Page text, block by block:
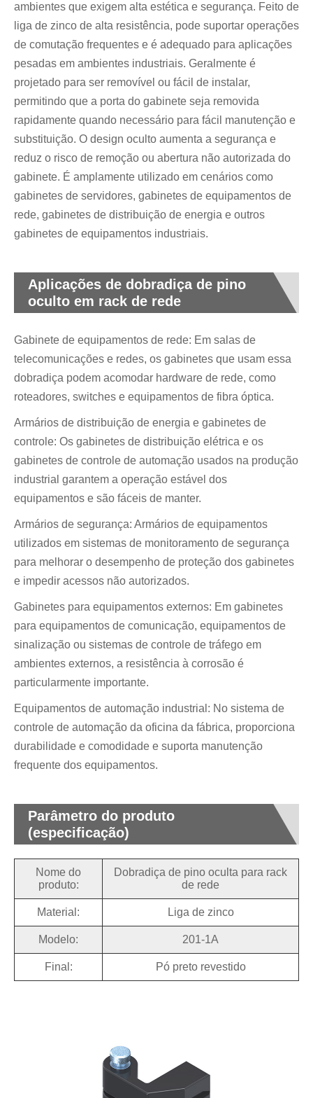
ambientes que exigem alta estética e segurança. Feito de
liga de zinco de alta resistência, pode suportar operações
de comutação frequentes e é adequado para aplicações
pesadas em ambientes industriais. Geralmente é
projetado para ser removível ou fácil de instalar,
permitindo que a porta do gabinete seja removida
rapidamente quando necessário para fácil manutenção e
substituição. O design oculto aumenta a segurança e
reduz o risco de remoção ou abertura não autorizada do
gabinete. É amplamente utilizado em cenários como
gabinetes de servidores, gabinetes de equipamentos de
rede, gabinetes de distribuição de energia e outros
gabinetes de equipamentos industriais.
Aplicações de dobradiça de pino
oculto em rack de rede
Gabinete de equipamentos de rede: Em salas de
telecomunicações e redes, os gabinetes que usam essa
dobradiça podem acomodar hardware de rede, como
roteadores, switches e equipamentos de fibra óptica.
Armários de distribuição de energia e gabinetes de
controle: Os gabinetes de distribuição elétrica e os
gabinetes de controle de automação usados ​​na produção
industrial garantem a operação estável dos
equipamentos e são fáceis de manter.
Armários de segurança: Armários de equipamentos
utilizados em sistemas de monitoramento de segurança
para melhorar o desempenho de proteção dos gabinetes
e impedir acessos não autorizados.
Gabinetes para equipamentos externos: Em gabinetes
para equipamentos de comunicação, equipamentos de
sinalização ou sistemas de controle de tráfego em
ambientes externos, a resistência à corrosão é
particularmente importante.
Equipamentos de automação industrial: No sistema de
controle de automação da oficina da fábrica, proporciona
durabilidade e comodidade e suporta manutenção
frequente dos equipamentos.
Parâmetro do produto
(especificação)
Nome do
produto:
Dobradiça de pino oculta para rack
de rede
Material: Liga de zinco
Modelo: 201-1A
Final: Pó preto revestido